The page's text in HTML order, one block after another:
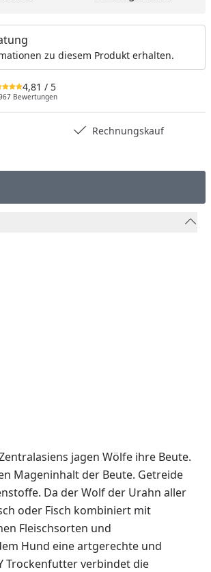
zu diesem Produkt erhalten.
4,81 / 5
Bewertungen
Rechnungskauf
jagen Wölfe ihre Beute.
Mageninhalt der Beute. Getreide
Da der Wolf der Urahn aller
oder Fisch kombiniert mit
Fleischsorten und
Hund eine artgerechte und
Trockenfutter verbindet die